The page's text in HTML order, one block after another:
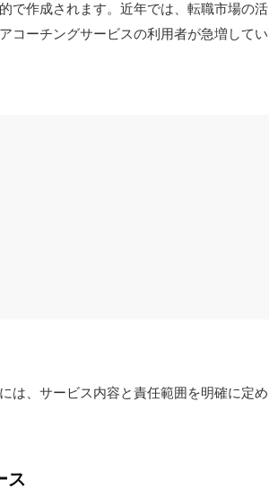
で作成されます。近年では、転職市場の活
コーチングサービスの利用者が急増してい
は、サービス内容と責任範囲を明確に定め
ス